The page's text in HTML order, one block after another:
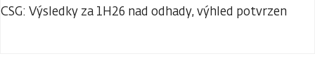
CSG: Výsledky za 1H26 nad odhady, výhled potvrzen